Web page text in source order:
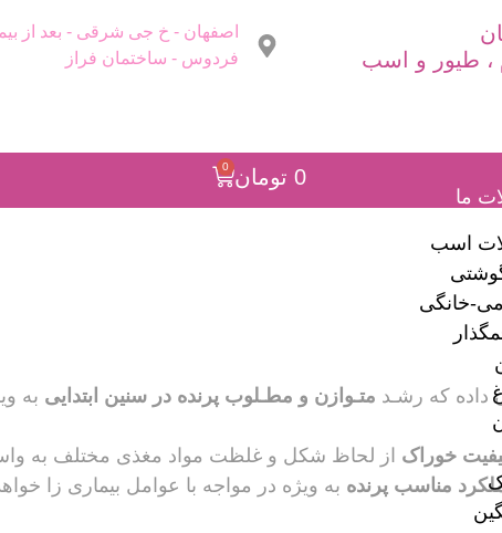
، طیور و اسب
اصفهان - خ جی شرقی - بعد از
فردوس - ساختمان فراز
0 تومان 0
ما
اسب
خانگی
داده که رشـد متـوازن و مطـلوب پرنده در سنین ‌ابتدایی به
خوراک از لحاظ شکل و غلظت مواد مغذی مختلف به
مناسب پرنده به وی‍ژه در مواجه با عوامل بیماری زا